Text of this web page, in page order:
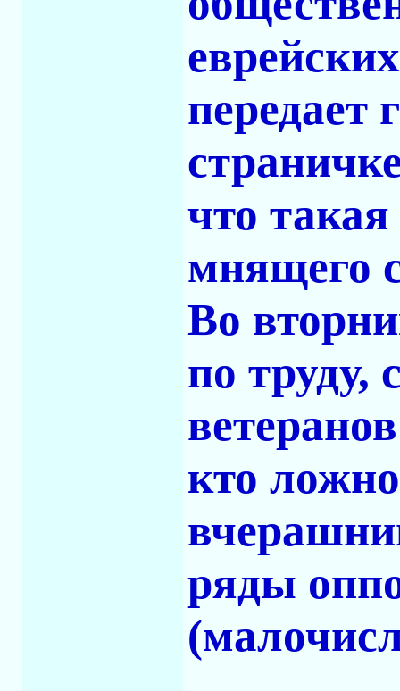
передает
что
мнящего
Во
по труду,
кто
ряды